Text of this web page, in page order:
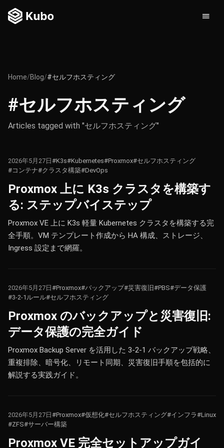
Home/Blog/#セルフホスティング
#セルフホスティング
Articles tagged with "セルフホスティング"
2026年5月27日 #K3s#Kubernetes#Proxmox#セルフホスティング
#コンテナ#クラスタ構築#DevOps
Proxmox 上に K3s クラスタを構築す
る: ステップバイステップ
Proxmox VE 上に K3s 軽量 Kubernetes クラスタを構築する完
全手順。VM テンプレート作成から HA 構成、ストレージ、
Ingress 設定まで網羅。
2026年5月27日 #Proxmox#バックアップ#災害復旧#PBS#データ保護
#3-2-1ルール#セルフホスティング
Proxmox のバックアップと災害復旧:
データ保護の完全ガイド
Proxmox Backup Server を活用した 3-2-1 バックアップ戦略、
重複排除、暗号化、リモート同期、災害復旧手順を包括的に
解説する実践ガイド。
2026年5月27日 #Proxmox#仮想化#セルフホスティング#インフラ#Linux
#ZFS#サーバー構築
Proxmox VE 完全セットアップガイ